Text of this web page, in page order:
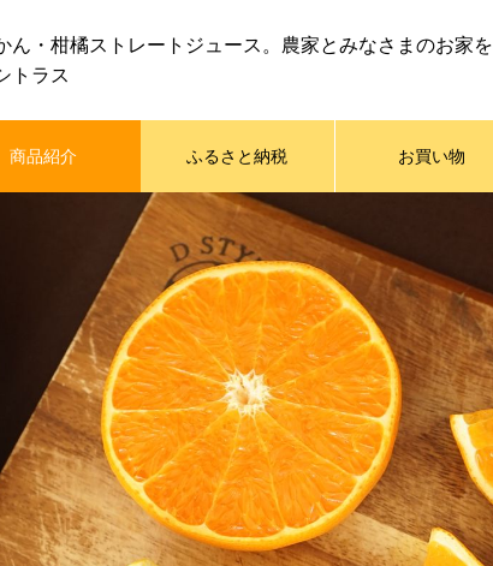
ん・柑橘ストレートジュース。農家とみなさまのお家を
トラス
商品紹介 ふるさと納税 お買い物